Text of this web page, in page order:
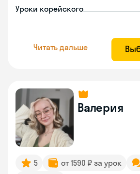
Уроки корейского
Читать дальше
Валерия
5 от 1590 ₽ за урок